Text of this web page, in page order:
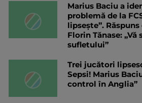
Marius Baciu a
problemă de la
lipsește”.
Florin Tănase:
sufletului”
Trei jucători
Sepsi! Marius
control în Anglia”